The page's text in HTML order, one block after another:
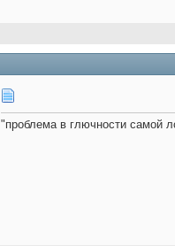
"проблема в глючности самой